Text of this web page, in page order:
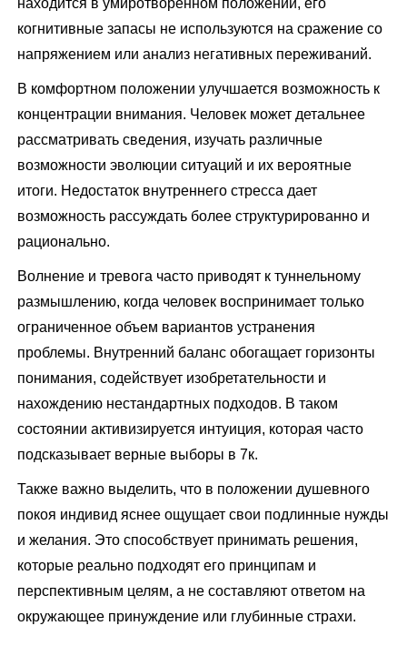
находится в умиротворенном положении, его
когнитивные запасы не используются на сражение со
напряжением или анализ негативных переживаний.
В комфортном положении улучшается возможность к
концентрации внимания. Человек может детальнее
рассматривать сведения, изучать различные
возможности эволюции ситуаций и их вероятные
итоги. Недостаток внутреннего стресса дает
возможность рассуждать более структурированно и
рационально.
Волнение и тревога часто приводят к туннельному
размышлению, когда человек воспринимает только
ограниченное объем вариантов устранения
проблемы. Внутренний баланс обогащает горизонты
понимания, содействует изобретательности и
нахождению нестандартных подходов. В таком
состоянии активизируется интуиция, которая часто
подсказывает верные выборы в 7к.
Также важно выделить, что в положении душевного
покоя индивид яснее ощущает свои подлинные нужды
и желания. Это способствует принимать решения,
которые реально подходят его принципам и
перспективным целям, а не составляют ответом на
окружающее принуждение или глубинные страхи.